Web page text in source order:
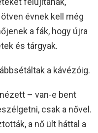
évnek kell még
a fák, hogy újra
és tárgyak.
a kávézóig.
– van-e bent
csak a nővel.
a nő ült háttal a